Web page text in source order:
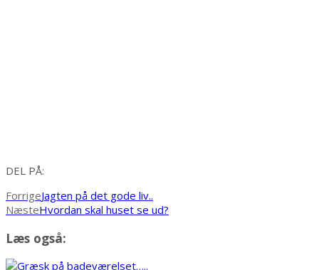
DEL PÅ:
ForrigeJagten på det gode liv..
NæsteHvordan skal huset se ud?
Læs også: